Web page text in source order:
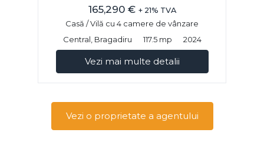
165,290 € + 21% TVA
Casă / Vilă cu 4 camere de vânzare
Central, Bragadiru
117.5 mp 2024
Vezi mai multe detalii
Vezi o proprietate a agentului